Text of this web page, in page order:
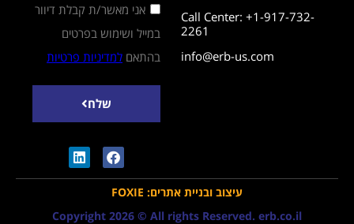
Call Center: +1-917-732-
2261
info@erb-us.com
אני מאשר/ת קבלת דיוור
במייל ושימוש בפרטים
בהתאם למדיניות פרטיות
שלח
עיצוב ובניית אתרים: FOXIE
Copyright 2026 © All rights Reserved. erb.co.il